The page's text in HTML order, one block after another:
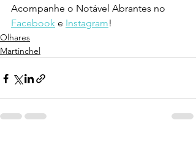
Acompanhe o Notável Abrantes no
Facebook e Instagram!
Olhares
Martinchel